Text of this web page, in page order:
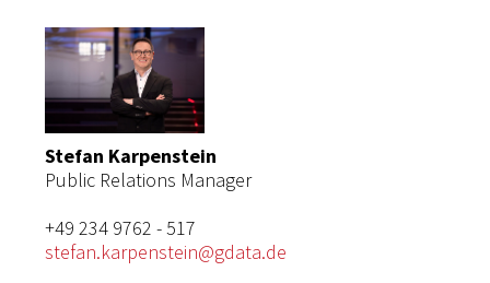
Stefan Karpenstein
Public Relations Manager
+49 234 9762 - 517
stefan.karpenstein@gdata.de